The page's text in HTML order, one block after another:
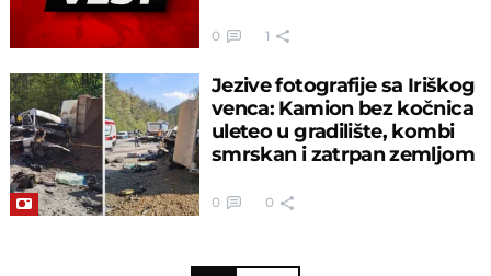
0 1
Jezive fotografije sa Iriškog
venca: Kamion bez kočnica
uleteo u gradilište, kombi
smrskan i zatrpan zemljom
0 0